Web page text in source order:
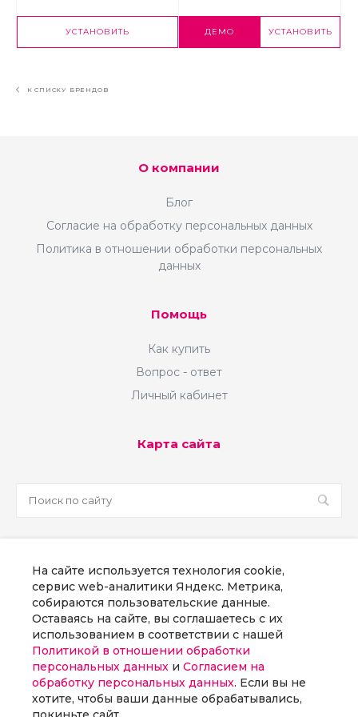
УСТАНОВИТЬ ДЕМО УСТАНОВИТЬ
К СПИСКУ БРЕНДОВ
О компании
Блог
Согласие на обработку персональных данных
Политика в отношении обработки персональных
данных
Помощь
Как купить
Вопрос - ответ
Личный кабинет
Карта сайта
8 800 300 58 70
г. Москва, наб Пресненская, д. 8, стр. 1
Заказать звонок
На сайте используется технология cookie,
сервис web-аналитики Яндекс. Метрика,
собираются пользовательские данные.
Оставаясь на сайте, вы соглашаетесь с их
использованием в соответствии с нашей
Политикой в отношении обработки
персональных данных и Согласием на
обработку персональных данных. Если вы не
хотите, чтобы ваши данные обрабатывались,